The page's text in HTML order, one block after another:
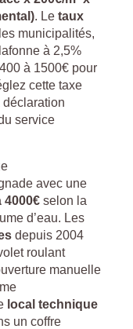
. Le taux
municipalités,
à 2,5%
à 1500€ pour
cette taxe
service
avec une
4000€ selon la
d’eau. Les
depuis 2004
roulant
manuelle
local technique
un coffre